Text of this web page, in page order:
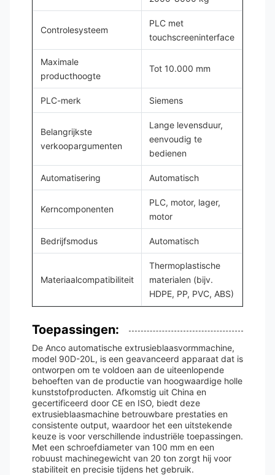
Controlesysteem
PLC met
touchscreeninterface
Maximale
producthoogte
Tot 10.000 mm
PLC-merk Siemens
Belangrijkste
verkoopargumenten
Lange levensduur,
eenvoudig te
bedienen
Automatisering Automatisch
Kerncomponenten
PLC, motor, lager,
motor
Bedrijfsmodus Automatisch
Materiaalcompatibiliteit
Thermoplastische
materialen (bijv.
HDPE, PP, PVC, ABS)
Toepassingen:
De Anco automatische extrusieblaasvormmachine,
model 90D-20L, is een geavanceerd apparaat dat is
ontworpen om te voldoen aan de uiteenlopende
behoeften van de productie van hoogwaardige holle
kunststofproducten. Afkomstig uit China en
gecertificeerd door CE en ISO, biedt deze
extrusieblaasmachine betrouwbare prestaties en
consistente output, waardoor het een uitstekende
keuze is voor verschillende industriële toepassingen.
Met een schroefdiameter van 100 mm en een
robuust machinegewicht van 20 ton zorgt hij voor
stabiliteit en precisie tijdens het gebruik.